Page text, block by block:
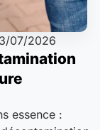
07/2026
essence :